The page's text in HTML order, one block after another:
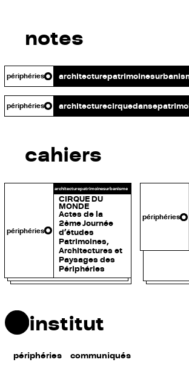
notes
périphéries architecturepatrimoines
mémoire et l’implication
transformation des
périphéries architecturecirquedanse
LE PLUS PETIT CIRQUE DU
Les corps dans les
cahiers
périphéries
architecturepatrimoinesurbanisme
LE PLUS PETIT
CIRQUE DU
MONDE
Actes de la
2ème Journée
d’études
Patrimoines,
Architectures et
Paysages des
Périphéries
périphéries
institut
périphéries communiqués
LE PLUS PETIT CIRQUE DU MONDE